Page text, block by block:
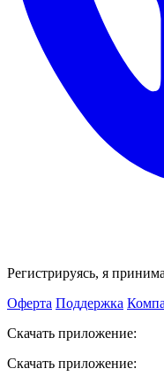
Регистрируясь, я
Оферта Поддержка
Скачать приложение:
Скачать приложение: